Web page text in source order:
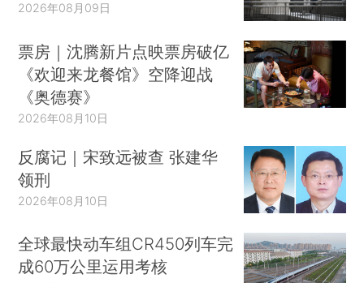
2026年08月09日
票房｜沈腾新片点映票房破亿
《欢迎来龙餐馆》空降迎战
《奥德赛》
2026年08月10日
反腐记｜宋致远被查 张建华
领刑
2026年08月10日
全球最快动车组CR450列车完
成60万公里运用考核